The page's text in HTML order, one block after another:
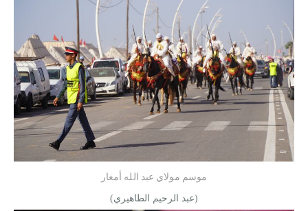
موسم مولاي عبد الله أمغار
(عبد الرحيم الطاهيري)